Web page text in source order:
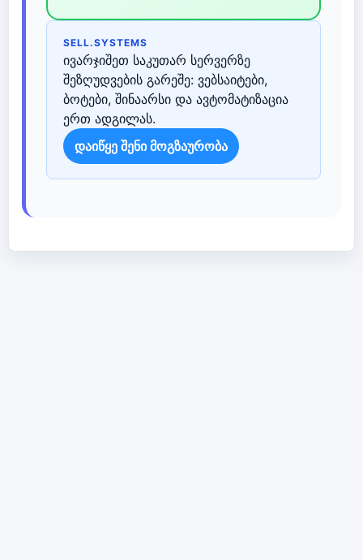
SELL.SYSTEMS
ივარჯიშეთ საკუთარ სერვერზე
შეზღუდვების გარეშე: ვებსაიტები,
ბოტები, შინაარსი და ავტომატიზაცია
ერთ ადგილას.
დაიწყე შენი მოგზაურობა